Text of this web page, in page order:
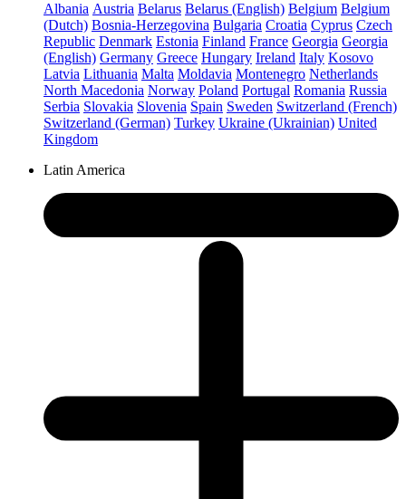
Albania Austria Belarus Belarus (English) Belgium Belgium
(Dutch) Bosnia-Herzegovina Bulgaria Croatia Cyprus Czech
Republic Denmark Estonia Finland France Georgia Georgia
(English) Germany Greece Hungary Ireland Italy Kosovo
Latvia Lithuania Malta Moldavia Montenegro Netherlands
North Macedonia Norway Poland Portugal Romania Russia
Serbia Slovakia Slovenia Spain Sweden Switzerland (French)
Switzerland (German) Turkey Ukraine (Ukrainian) United
Kingdom
Latin America